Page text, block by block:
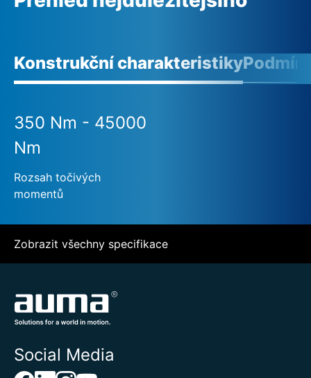
Konstrukční charakteristiky
350 Nm - 45000
Nm
Rozsah točivých
momentů
Zobrazit všechny specifikace
Social Media